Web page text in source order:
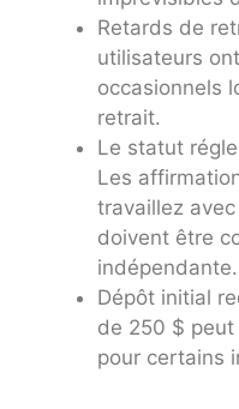
Retards de
utilisateurs
occasionnels
retrait.
Le statut
Les
travaillez
doivent être
indépendante.
Dépôt initial
de 250 $
pour certains